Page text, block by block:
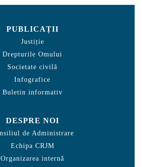
PUBLICAȚII
Justiție
Drepturile Omului
Societate civilă
Infografice
Buletin informativ
DESPRE NOI
de Administrare
Echipa CRJM
Organizarea internă